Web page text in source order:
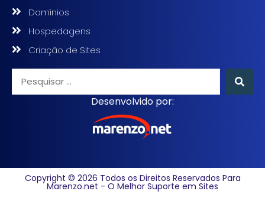
Domínios
Hospedagens
Criação de Sites
Desenvolvido por:
Copyright © 2026 Todos os Direitos Reservados Para
Marenzo.net - O Melhor Suporte em Sites